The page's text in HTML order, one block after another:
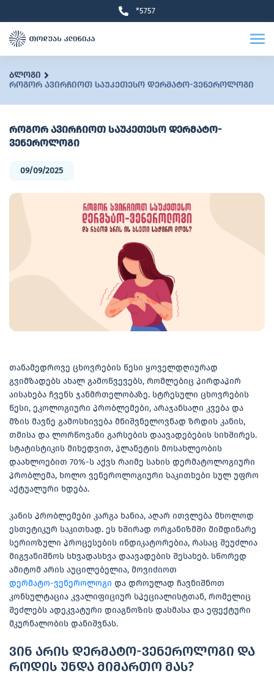
*5757
ბლოგი
როგორ ავირჩიოთ საუკეთესო დერმატო-ვენეროლოგი
როგორ ავირჩიოთ საუკეთესო დერმატო-
ვენეროლოგი
09/09/2025
თანამედროვე ცხოვრების წესი ყოველდღიურად
გვიმზადებს ახალ გამოწვევებს, რომლებიც პირდაპირ
აისახება ჩვენს ჯანმრთელობაზე. სტრესული ცხოვრების
წესი, ეკოლოგიური პრობლემები, არაჯანსაღი კვება და
მზის მავნე გამოსხივება მნიშვნელოვნად ზრდის კანის,
თმისა და ლორწოვანი გარსების დაავადებების სიხშირეს.
სტატისტიკის მიხედვით, პლანეტის მოსახლეობის
დაახლოებით 70%-ს აქვს რაიმე სახის დერმატოლოგიური
პრობლემა, ხოლო ვენეროლოგიური საკითხები სულ უფრო
აქტუალური ხდება.
კანის პრობლემები კარგა ხანია, აღარ ითვლება მხოლოდ
ესთეტიკურ საკითხად. ეს ხშირად ორგანიზმში მიმდინარე
სერიოზული პროცესების ინდიკატორებია, რასაც შეუძლია
მიგვანიშნოს სხვადასხვა დაავადების შესახებ. სწორედ
ამიტომ არის აუცილებელია, მოვიძიოთ
დერმატო-ვენეროლოგი და დროულად ჩავნიშნოთ
კონსულტაცია კვალიფიციურ სპეციალისტთან, რომელიც
შეძლებს ადეკვატური დიაგნოზის დასმასა და ეფექტური
მკურნალობის დანიშვნას.
ვინ არის დერმატო-ვენეროლოგი და
როდის უნდა მიმართო მას?